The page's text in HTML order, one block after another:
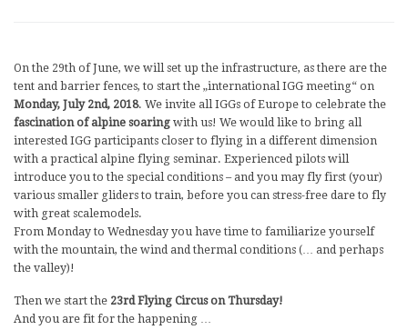
On the 29th of June, we will set up the infrastructure, as there are the
tent and barrier fences, to start the „international IGG meeting“ on
Monday, July 2nd, 2018. We invite all IGGs of Europe to celebrate the
fascination of alpine soaring with us! We would like to bring all
interested IGG participants closer to flying in a different dimension
with a practical alpine flying seminar. Experienced pilots will
introduce you to the special conditions – and you may fly first (your)
various smaller gliders to train, before you can stress-free dare to fly
with great scalemodels.
From Monday to Wednesday you have time to familiarize yourself
with the mountain, the wind and thermal conditions (… and perhaps
the valley)!
Then we start the 23rd Flying Circus on Thursday!
And you are fit for the happening …